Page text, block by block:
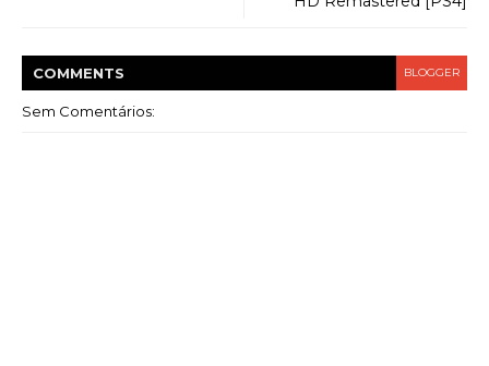
COMMENTS BLOGGER
Sem Comentários: